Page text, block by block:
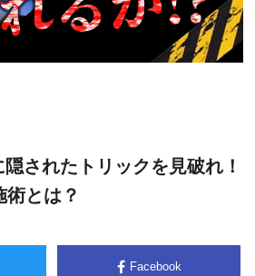
隠されたトリックを見破れ！
術とは？
Facebook